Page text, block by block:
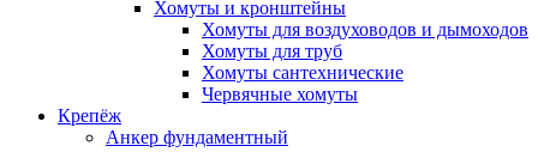
Хомуты и кронштейны
Хомуты для воздуховодов и дымоходов
Хомуты для труб
Хомуты сантехнические
Червячные хомуты
Крепёж
Анкер фундаментный